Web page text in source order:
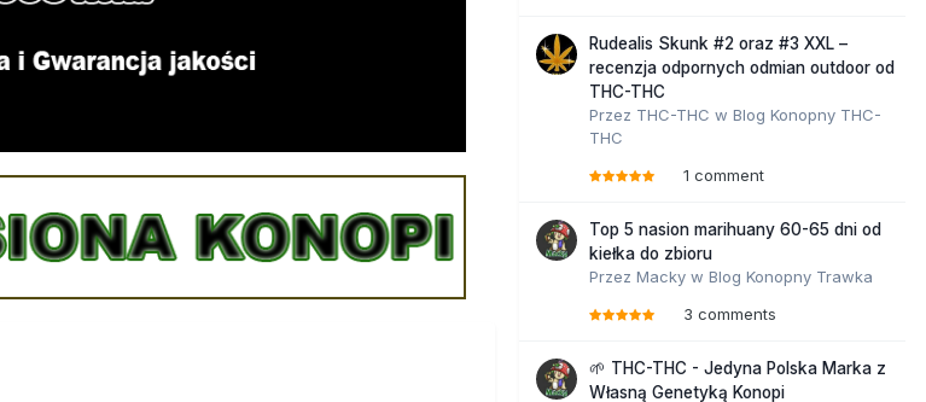
Rudealis Skunk #2 oraz #3 XXL –
recenzja odpornych odmian outdoor od
THC-THC
Przez THC-THC w Blog Konopny THC-
THC
1 comment
Top 5 nasion marihuany 60-65 dni od
kiełka do zbioru
Przez Macky w Blog Konopny Trawka
3 comments
🌱 THC-THC - Jedyna Polska Marka z
Własną Genetyką Konopi